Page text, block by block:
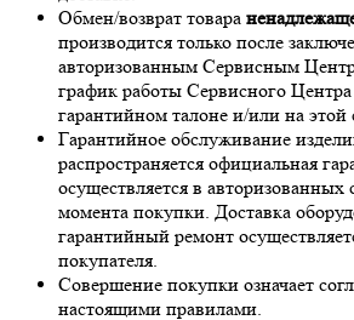
Обмен/возврат товара
производится только после
авторизованным Сервисным
график работы Сервисного Центра
гарантийном талоне и/или на
Гарантийное обслуживание
распространяется официальная
осуществляется в авторизованных
момента покупки. Доставка
гарантийный ремонт
покупателя.
Совершение покупки означает
настоящими правилами.